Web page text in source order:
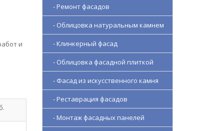
и
- Ремонт фасадов
- Облицовка натуральным камнем
- Клинкерный фасад
- Облицовка фасадной плиткой
- Фасад из искусственного камня
- Реставрация фасадов
- Монтаж фасадных панелей